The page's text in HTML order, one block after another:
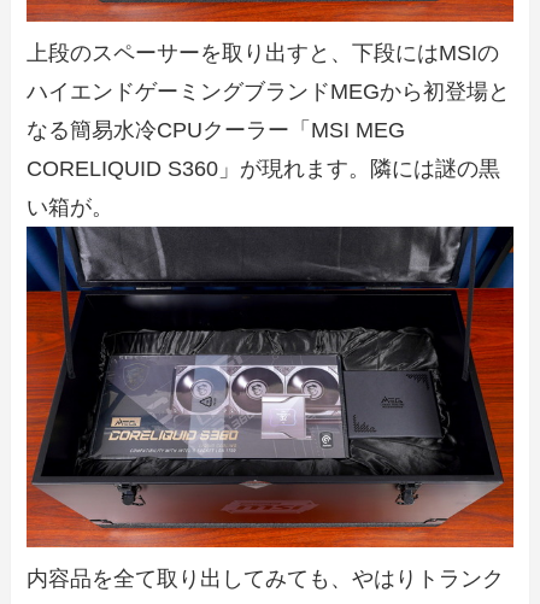
上段のスペーサーを取り出すと、下段にはMSIの
ハイエンドゲーミングブランドMEGから初登場と
なる簡易水冷CPUクーラー「MSI MEG
CORELIQUID S360」が現れます。隣には謎の黒
い箱が。
内容品を全て取り出してみても、やはりトランク